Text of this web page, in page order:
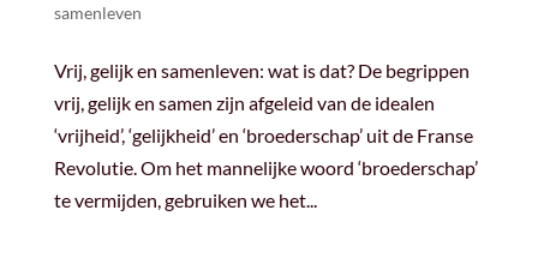
samenleven
Vrij, gelijk en samenleven: wat is dat? De begrippen
vrij, gelijk en samen zijn afgeleid van de idealen
‘vrijheid’, ‘gelijkheid’ en ‘broederschap’ uit de Franse
Revolutie. Om het mannelijke woord ‘broederschap’
te vermijden, gebruiken we het...